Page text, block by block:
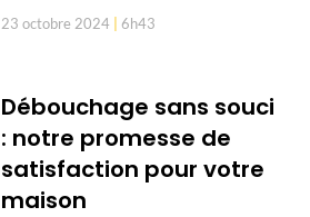
23 octobre 2024 6h43
Débouchage sans souci
: notre promesse de
satisfaction pour votre
maison